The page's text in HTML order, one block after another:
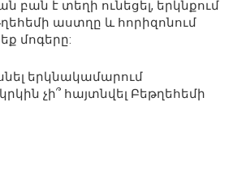
բան է տեղի ունեցել, երկնքում
աստղը և հորիզոնում
մոգերը:
երկնակամարում
չի՞ հայտնվել Բեթղեհեմի